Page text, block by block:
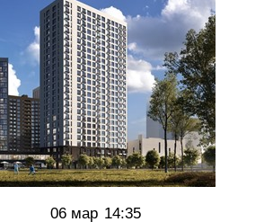
06 мар 14:35